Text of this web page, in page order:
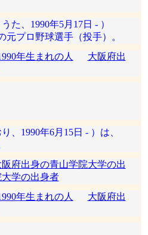
た、1990年5月17日 - ）
元プロ野球選手（投手）。
年生まれの人
大阪府出
、1990年6月15日 - ）は、
阪府出身の青山学院大学の出
学の出身者
年生まれの人
大阪府出